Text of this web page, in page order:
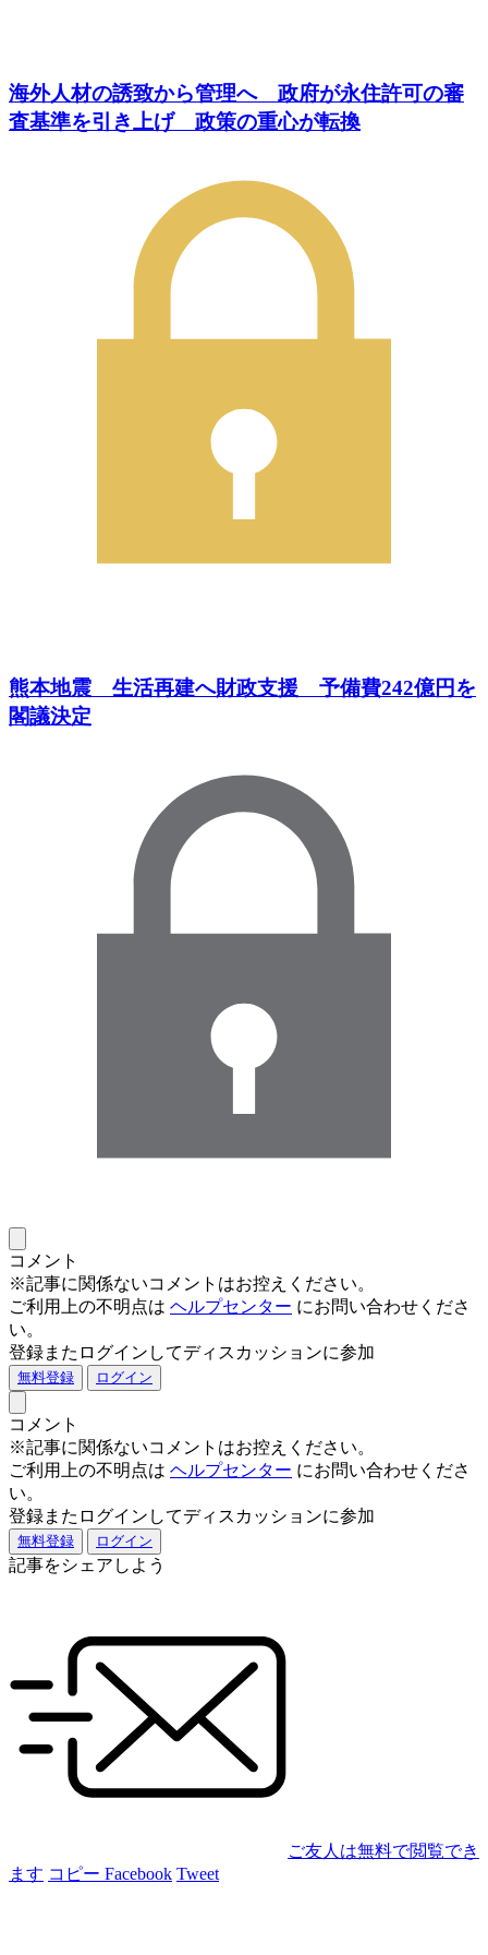
海外人材の誘致から管理へ 政府が永住許可の審
査基準を引き上げ 政策の重心が転換
熊本地震 生活再建へ財政支援 予備費242億円を
閣議決定
コメント
※記事に関係ないコメントはお控えください。
ご利用上の不明点は ヘルプセンター にお問い合わせくださ
い。
登録またログインしてディスカッションに参加
無料登録 ログイン
コメント
※記事に関係ないコメントはお控えください。
ご利用上の不明点は ヘルプセンター にお問い合わせくださ
い。
登録またログインしてディスカッションに参加
無料登録 ログイン
記事をシェアしよう
ご友人は無料で閲覧でき
ます コピー Facebook Tweet